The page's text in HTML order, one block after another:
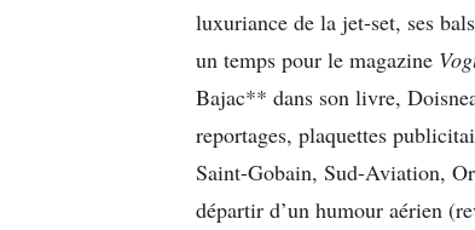
luxuriance de la jet-set, ses
un temps pour le magazine
Bajac** dans son livre,
reportages, plaquettes
Saint-Gobain, Sud-Aviation,
départir d’un humour aérien